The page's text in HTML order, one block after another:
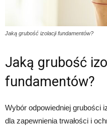
Jaką grubość izolacji fundamentów?
Jaką grubość
fundamentów?
Wybór odpowiedniej grubości
dla zapewnienia trwałości i